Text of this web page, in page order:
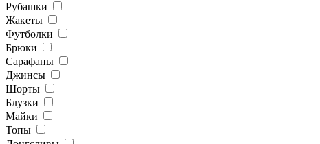
Рубашки
Жакеты
Футболки
Брюки
Сарафаны
Джинсы
Шорты
Блузки
Майки
Топы